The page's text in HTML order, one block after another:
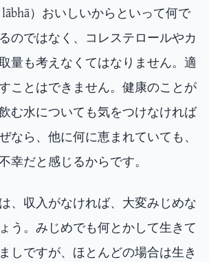
lābhā）おいしいからといって何で
のではなく、コレステロールやカ
量も考えなくてはなりません。適
ことはできません。健康のことが
む水についても気をつけなければ
なら、他に何に恵まれていても、
幸だと感じるからです。
、収入がなければ、大変みじめな
う。みじめでも何とかして生きて
しですが、ほとんどの場合は生き